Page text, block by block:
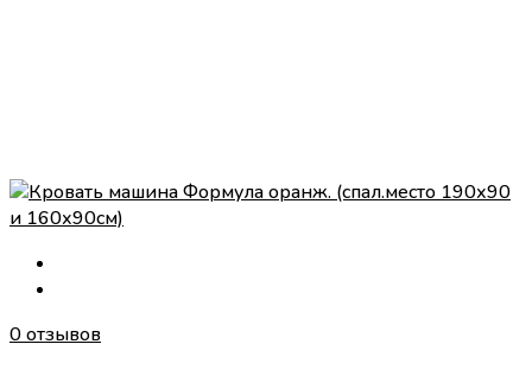
0 отзывов